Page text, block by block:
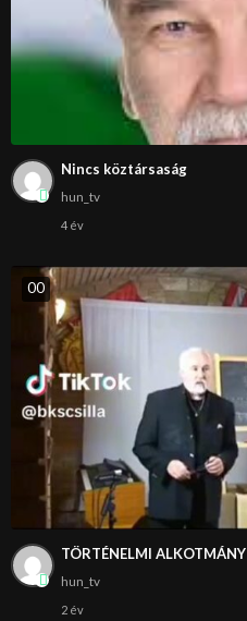
Nincs köztársaság
hun_tv
4 év
00
TÖRTÉNELMI ALKOTMÁNY
hun_tv
2 év